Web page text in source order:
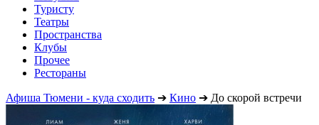
Туристу
Театры
Пространства
Клубы
Прочее
Рестораны
Афиша Тюмени - куда сходить ➔ Кино ➔ До скорой встречи